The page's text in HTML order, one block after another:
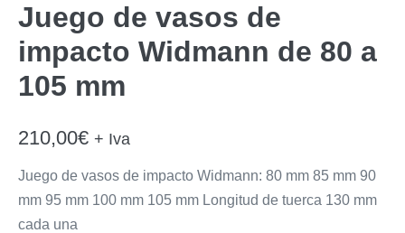
Juego de vasos de
impacto Widmann de 80 a
105 mm
210,00€ + Iva
Juego de vasos de impacto Widmann: 80 mm 85 mm 90
mm 95 mm 100 mm 105 mm Longitud de tuerca 130 mm
cada una